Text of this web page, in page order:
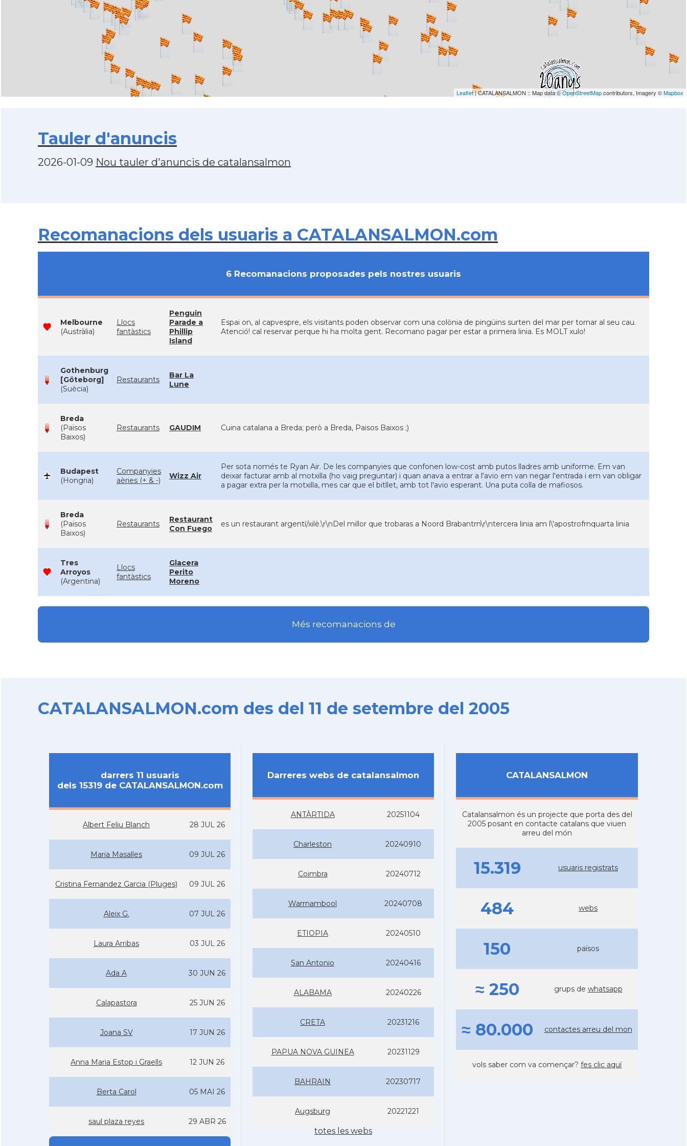
Leaflet| CATALANSALMON :: Map data ©OpenStreetMapcontributors, Imagery ©Mapbox
Tauler d'anuncis
2026-01-09 Nou tauler d'anuncis de catalansalmon
Recomanacions dels usuaris a CATALANSALMON.com
6 Recomanacions proposades pels nostres usuaris
Melbourne
(Austràlia)
Llocs
fantàstics
Penguin
Parade a
Phillip
Island
Espai on, al capvespre, els visitants poden observar com una colònia de pingüins surten del mar per tornar al seu cau.
Atenció! cal reservar perque hi ha molta gent. Recomano pagar per estar a primera linia. Es MOLT xulo!
Gothenburg
[Göteborg]
(Suècia)
Restaurants
Bar La
Lune
Breda
(Països
Baixos)
Restaurants GAUDIM Cuina catalana a Breda; però a Breda, Paisos Baixos ;)
Budapest
(Hongria)
Companyies
aèries (+ & -)
Wizz Air
Per sota només te Ryan Air. De les companyies que confonen low-cost amb putos lladres amb uniforme. Em van
deixar facturar amb al motxilla (ho vaig preguntar) i quan anava a entrar a l'avio em van negar l'entrada i em van obligar
a pagar extra per la motxilla, mes car que el bitllet, amb tot l'avio esperant. Una puta colla de mafiosos.
Breda
(Països
Baixos)
Restaurants
Restaurant
Con Fuego
es un restaurant argentí/xilè.\r\nDel millor que trobaras a Noord Brabantrn\r\ntercera linia am l\'apostrofrnquarta linia
Tres
Arroyos
(Argentina)
Llocs
fantàstics
Glacera
Perito
Moreno
Més recomanacions de
CATALANSALMON.com des del 11 de setembre del 2005
darrers 11 usuaris
dels 15319 de CATALANSALMON.com
Albert Feliu Blanch 28 JUL 26
Maria Masalles 09 JUL 26
Cristina Fernandez Garcia (Pluges) 09 JUL 26
Aleix G. 07 JUL 26
Laura Arribas 03 JUL 26
Ada A 30 JUN 26
Calapastora 25 JUN 26
Joana SV 17 JUN 26
Anna Maria Estop i Graells 12 JUN 26
Berta Carol 05 MAI 26
saul plaza reyes 29 ABR 26
Darreres webs de catalansalmon
ANTÀRTIDA 20251104
Charleston 20240910
Coimbra 20240712
Warrnambool 20240708
ETIOPIA 20240510
San Antonio 20240416
ALABAMA 20240226
CRETA 20231216
PAPUA NOVA GUINEA 20231129
BAHRAIN 20230717
Augsburg 20221221
totes les webs
CATALANSALMON
Catalansalmon és un projecte que porta des del
2005 posant en contacte catalans que viuen
arreu del món
15.319 usuaris registrats
484 webs
150 països
≈ 250 grups de whatsapp
≈ 80.000 contactes arreu del mon
vols saber com va començar? fes clic aquí